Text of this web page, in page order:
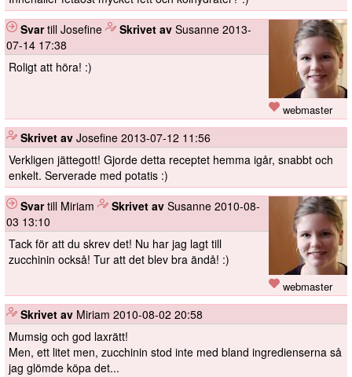
webmaster
Svartill Josefine Skrivet av Susanne 2013-
07-14 17:38
Roligt att höra! :)
Skrivet av Josefine 2013-07-12 11:56
Verkligen jättegott! Gjorde detta receptet hemma igår, snabbt och
enkelt. Serverade med potatis :)
webmaster
Svartill Miriam Skrivet av Susanne 2010-08-
03 13:10
Tack för att du skrev det! Nu har jag lagt till
zucchinin också! Tur att det blev bra ändå! :)
Skrivet av Miriam 2010-08-02 20:58
Mumsig och god laxrätt!
Men, ett litet men, zucchinin stod inte med bland ingredienserna så
jag glömde köpa det...